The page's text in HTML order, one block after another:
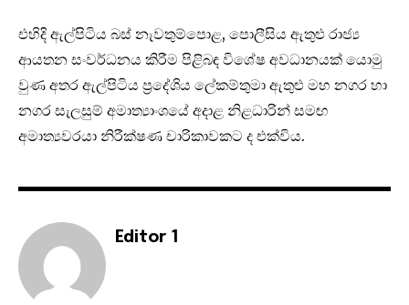
එහිදි ඇල්පිටිය බස් නැවතුම්පොළ, පොලීසිය ඇතුළු රාජ්‍ය
ආයතන සංවර්ධනය කිරීම පිළිබඳ විශේෂ අවධානයක් යොමු
වුණ අතර ඇල්පිටිය ප්‍රදේශිය ලේකම්තුමා ඇතුළු මහ නගර හා
නගර සැලසුම් අමාත්‍යාංශයේ අදාළ නිළධාරින් සමඟ
අමාත්‍යවරයා නිරීක්ෂණ චාරිකාවකට ද එක්විය.
Editor 1